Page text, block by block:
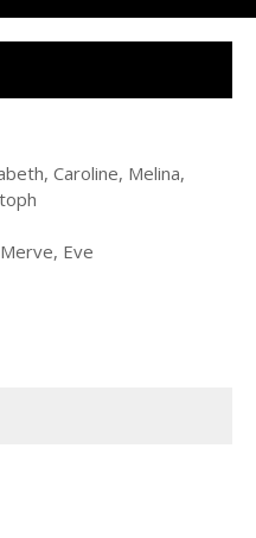
Caroline, Melina,
Eve